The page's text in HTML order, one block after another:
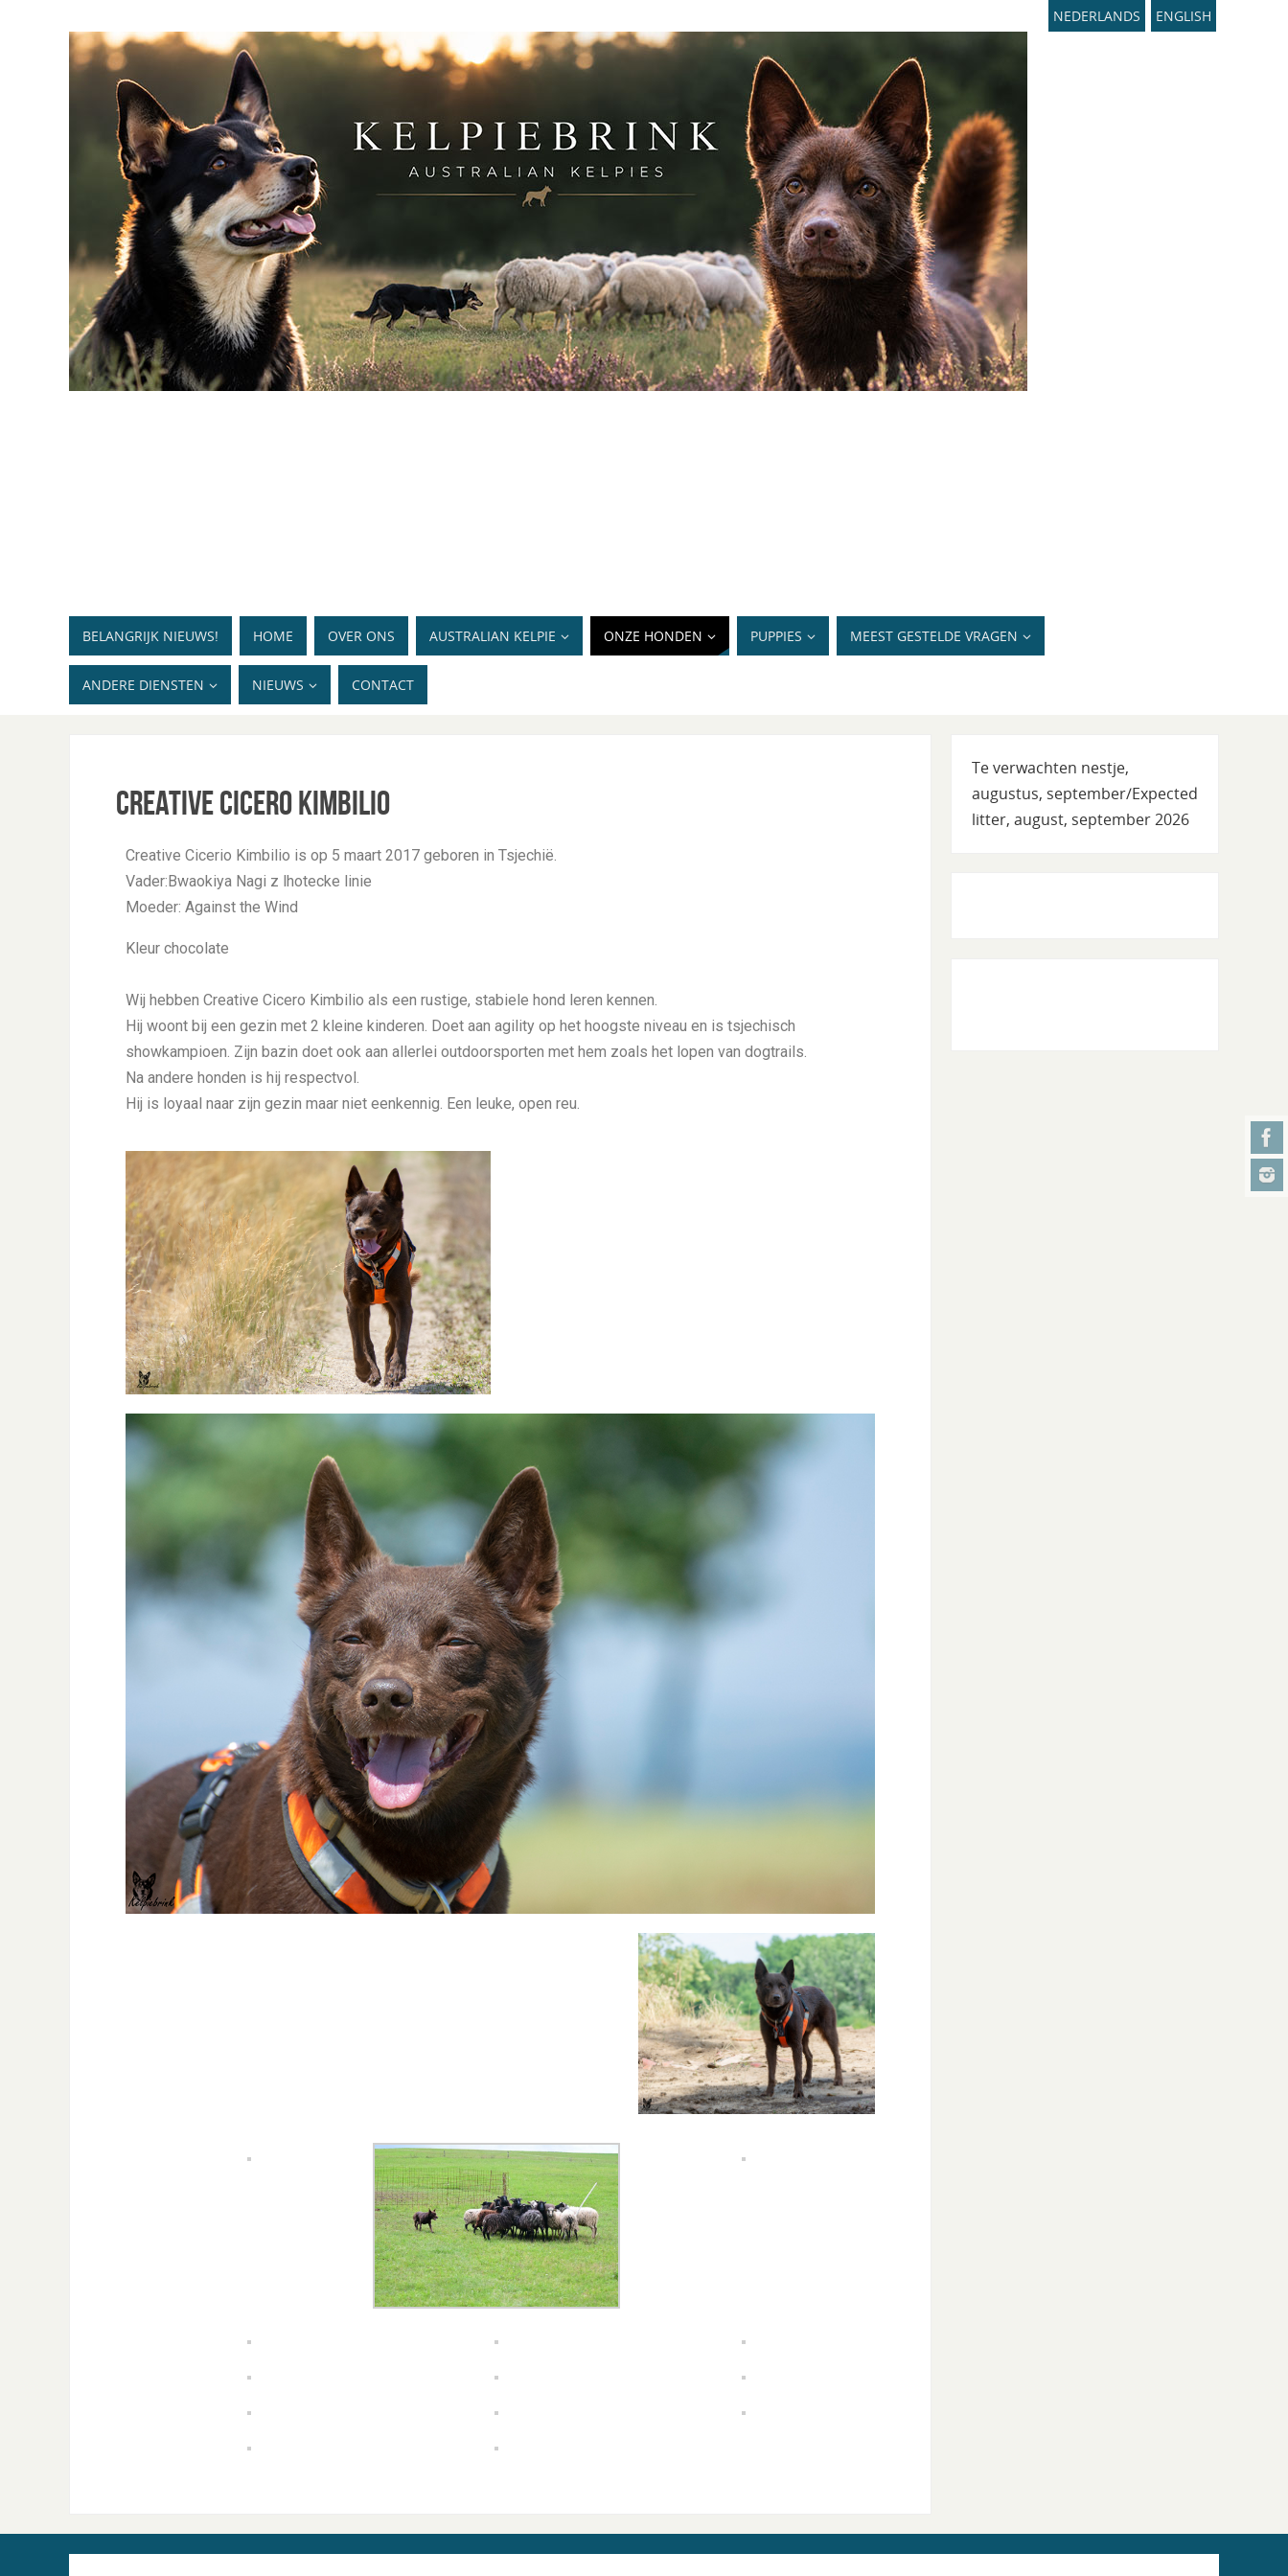
NEDERLANDS ENGLISH
BELANGRIJK NIEUWS! HOME OVER ONS AUSTRALIAN KELPIE ONZE HONDEN PUPPIES MEEST GESTELDE VRAGEN
ANDERE DIENSTEN NIEUWS CONTACT
Creative Cicero Kimbilio
Creative Cicerio Kimbilio is op 5 maart 2017 geboren in Tsjechië.
Vader:Bwaokiya Nagi z lhotecke linie
Moeder: Against the Wind
Kleur chocolate
Wij hebben Creative Cicero Kimbilio als een rustige, stabiele hond leren kennen.
Hij woont bij een gezin met 2 kleine kinderen. Doet aan agility op het hoogste niveau en is tsjechisch
showkampioen. Zijn bazin doet ook aan allerlei outdoorsporten met hem zoals het lopen van dogtrails.
Na andere honden is hij respectvol.
Hij is loyaal naar zijn gezin maar niet eenkennig. Een leuke, open reu.
Te verwachten nestje,
augustus, september/Expected
litter, august, september 2026